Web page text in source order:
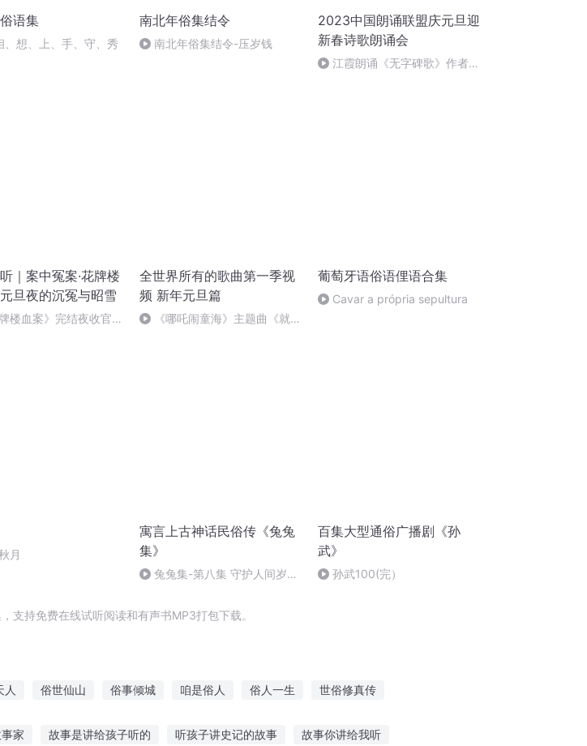
语集
、想、上、手、守、秀
南北年俗集结令
南北年俗集结令-压岁钱
2023中国朗诵联盟庆元旦迎
新春诗歌朗诵会
江霞朗诵《无字碑歌》作者：
｜案中冤案·花牌楼
旦夜的沉冤与昭雪
牌楼血案》完结夜收官，
全世界所有的歌曲第一季视
频 新年元旦篇
《哪吒闹童海》主题曲《就是
葡萄牙语俗语俚语合集
Cavar a própria sepultura
月
寓言上古神话民俗传《兔兔
集》
兔兔集-第八集 守护人间岁岁
百集大型通俗广播剧《孙
武》
孙武100(完）
支持免费在线试听阅读和有声书MP3打包下载。
人 俗世仙山 俗事倾城 咱是俗人 俗人一生 世俗修真传
家 故事是讲给孩子听的 听孩子讲史记的故事 故事你讲给我听